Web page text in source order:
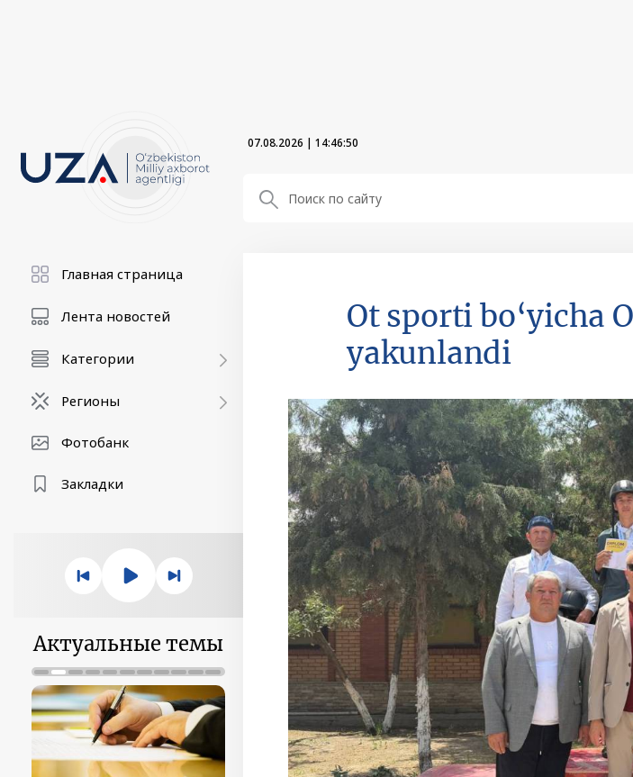
07.08.2026 | 14:46:51
Главная страница
Лента новостей
Категории
Регионы
Фотобанк
Закладки
Актуальные темы
Ot sporti bo‘yicha
yakunlandi